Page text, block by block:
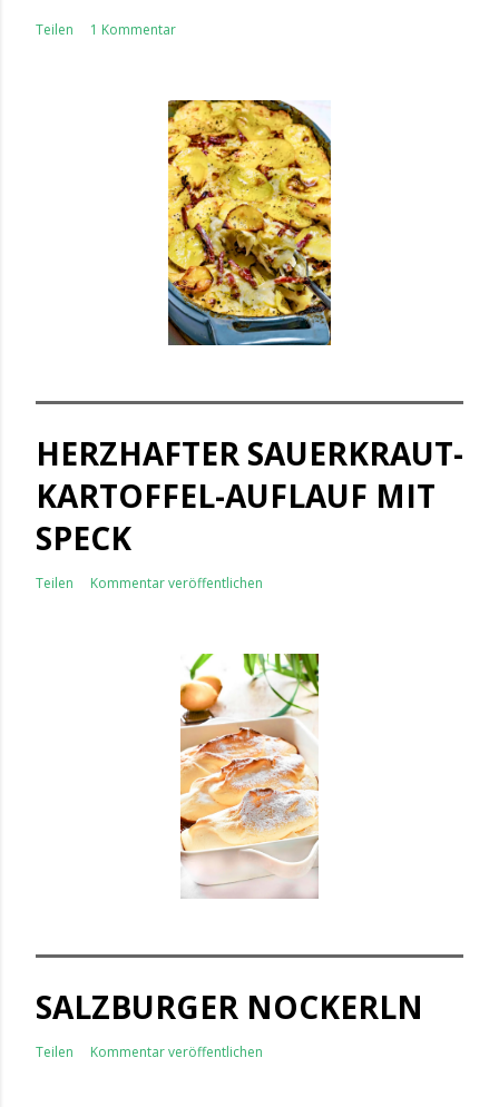
Teilen 1 Kommentar
HERZHAFTER SAUERKRAUT-
KARTOFFEL-AUFLAUF MIT
SPECK
Teilen Kommentar veröffentlichen
SALZBURGER NOCKERLN
Teilen Kommentar veröffentlichen